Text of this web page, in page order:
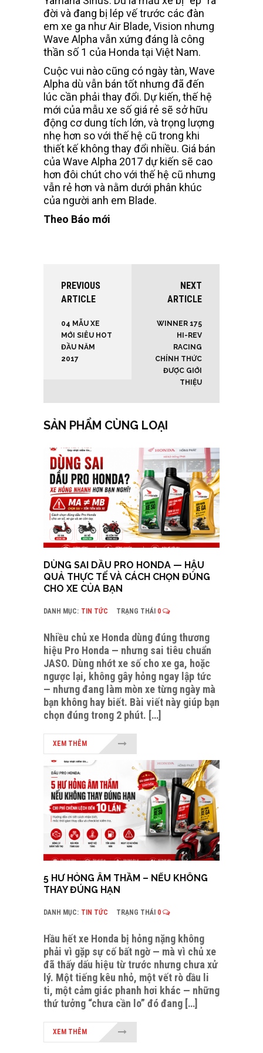
đời và đang bị lép vế trước các đàn
em xe ga như Air Blade, Vision nhưng
Wave Alpha vẫn xứng đáng là công
thần số 1 của Honda tại Việt Nam.
Cuộc vui nào cũng có ngày tàn, Wave
Alpha dù vẫn bán tốt nhưng đã đến
lúc cần phải thay đổi. Dự kiến, thế hệ
mới của mẫu xe số giá rẻ sẽ sở hữu
động cơ dung tích lớn, và trọng lượng
nhẹ hơn so với thế hệ cũ trong khi
thiết kế không thay đổi nhiều. Giá bán
của Wave Alpha 2017 dự kiến sẽ cao
hơn đôi chút cho với thế hệ cũ nhưng
vẫn rẻ hơn và nằm dưới phân khúc
của người anh em Blade.
Theo Báo mới
PREVIOUS
ARTICLE
04 MẪU XE
MỚI SIÊU HOT
ĐẦU NĂM
2017
NEXT
ARTICLE
WINNER 175
HI-REV
RACING
CHÍNH THỨC
ĐƯỢC GIỚI
THIỆU
SẢN PHẨM CÙNG LOẠI
DÙNG SAI DẦU PRO HONDA — HẬU
QUẢ THỰC TẾ VÀ CÁCH CHỌN ĐÚNG
CHO XE CỦA BẠN
DANH MỤC: TIN TỨC TRẠNG THÁI 0
Nhiều chủ xe Honda dùng đúng thương
hiệu Pro Honda — nhưng sai tiêu chuẩn
JASO. Dùng nhớt xe số cho xe ga, hoặc
ngược lại, không gây hỏng ngay lập tức
— nhưng đang làm mòn xe từng ngày mà
bạn không hay biết. Bài viết này giúp bạn
chọn đúng trong 2 phút. […]
XEM THÊM
5 HƯ HỎNG ÂM THẦM – NẾU KHÔNG
THAY ĐÚNG HẠN
DANH MỤC: TIN TỨC TRẠNG THÁI 0
Hầu hết xe Honda bị hỏng nặng không
phải vì gặp sự cố bất ngờ — mà vì chủ xe
đã thấy dấu hiệu từ trước nhưng chưa xử
lý. Một tiếng kêu nhỏ, một vết rò dầu li
ti, một cảm giác phanh hơi khác — những
thứ tưởng “chưa cần lo” đó đang […]
XEM THÊM